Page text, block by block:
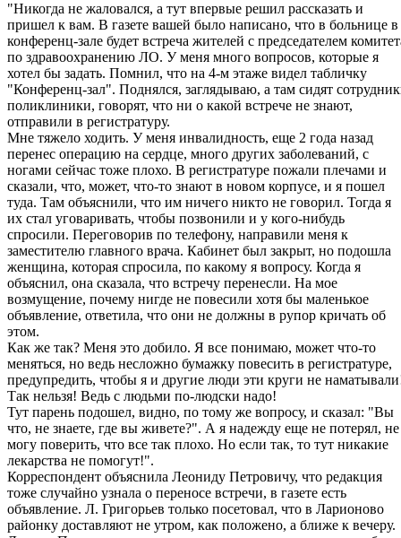
"Никогда не жаловался, а тут впервые решил рассказать и
пришел к вам. В газете вашей было написано, что в больнице в
конференц-зале будет встреча жителей с председателем
по здравоохранению ЛО. У меня много вопросов, которые я
хотел бы задать. Помнил, что на 4-м этаже видел табличку
"Конференц-зал". Поднялся, заглядываю, а там сидят
поликлиники, говорят, что ни о какой встрече не знают,
отправили в регистратуру.
Мне тяжело ходить. У меня инвалидность, еще 2 года назад
перенес операцию на сердце, много других заболеваний, с
ногами сейчас тоже плохо. В регистратуре пожали плечами и
сказали, что, может, что-то знают в новом корпусе, и я пошел
туда. Там объяснили, что им ничего никто не говорил. Тогда я
их стал уговаривать, чтобы позвонили и у кого-нибудь
спросили. Переговорив по телефону, направили меня к
заместителю главного врача. Кабинет был закрыт, но подошла
женщина, которая спросила, по какому я вопросу. Когда я
объяснил, она сказала, что встречу перенесли. На мое
возмущение, почему нигде не повесили хотя бы маленькое
объявление, ответила, что они не должны в рупор кричать об
этом.
Как же так? Меня это добило. Я все понимаю, может что-то
меняться, но ведь несложно бумажку повесить в регистратуре,
предупредить, чтобы я и другие люди эти круги не
Так нельзя! Ведь с людьми по-людски надо!
Тут парень подошел, видно, по тому же вопросу, и сказал: "Вы
что, не знаете, где вы живете?". А я надежду еще не потерял, не
могу поверить, что все так плохо. Но если так, то тут никакие
лекарства не помогут!".
Корреспондент объяснила Леониду Петровичу, что редакция
тоже случайно узнала о переносе встречи, в газете есть
объявление. Л. Григорьев только посетовал, что в Ларионово
районку доставляют не утром, как положено, а ближе к вечеру.